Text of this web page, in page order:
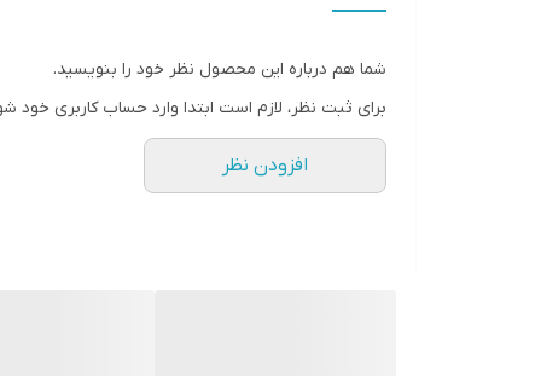
شما هم درباره این محصول نظر خود را بنویسید.
برای ثبت نظر، لازم است ابتدا وارد حساب کاربری خود
افزودن نظر